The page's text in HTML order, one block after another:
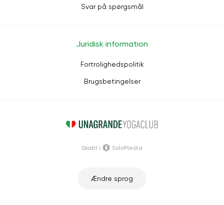
Svar på spørgsmål
Juridisk information
Fortrolighedspolitik
Brugsbetingelser
Ændre sprog
Skabt i SoloMedia